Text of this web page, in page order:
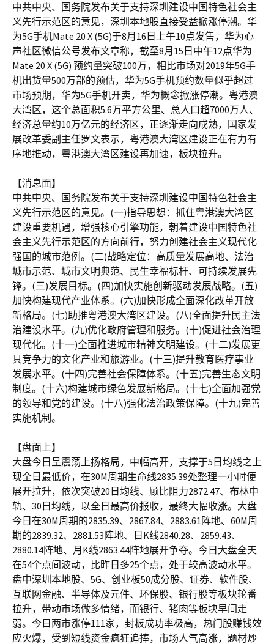
中共中央、国务院发布关于支持深圳建设中国特色社会主
义先行示范区的意见，深圳本地股直接受益掀涨停潮。华
为5G手机Mate 20 X (5G)于8月16日上午10点发售，华为心
声社区微信公号发布文章称，截至8月15日中午12点华为
Mate 20 X (5G) 预约量突破100万，相比市场对2019年5G手
机出货量500万部的预估，华为5G手机预约数量似乎超过
市场预期，华为5G手机开卖，华为概念掀涨停潮。粤港澳
大湾区，这个总面积5.6万平方公里、总人口超7000万人、
经济总量约10万亿元的经济区，正逐渐走向成熟，国家发
展改革委副主任罗文表示，粤港澳大湾区建设正在有力有
序地推动，粤港澳大湾区建设再加速，板块拉升。
【消息面】
中共中央、国务院发布关于支持深圳建设中国特色社会主
义先行示范区的意见。(一)指导思想：抓住粤港澳大湾区
建设重要机遇，增强核心引擎功能，朝着建设中国特色社
会主义先行示范区的方向前行，努力创建社会主义现代化
强国的城市范例。(二)战略定位：高质量发展高地、法治
城市示范、城市文明典范、民生幸福标杆、可持续发展先
锋。(三)发展目标。(四)加快实施创新驱动发展战略。(五)
加快构建现代产业体系。(六)加快形成全面深化改革开放
新格局。(七)助推粤港澳大湾区建设。(八)全面提升民主法
治建设水平。(九)优化政府管理和服务。(十)促进社会治理
现代化。(十一)全面推进城市精神文明建设。(十二)发展更
具竞争力的文化产业和旅游业。(十三)提升教育医疗事业
发展水平。(十四)完善社会保障体系。(十五)完善生态文明
制度。(十六)构建城市绿色发展新格局。(十七)全面加强党
的领导和党的建设。(十八)强化法治政策保障。(十九)完善
实施机制。
【盘面上】
大盘今日呈震荡上扬格局，中幅高开，支撑于5日均线之上
现全日最低价，在30M周期生命线2835.39处整理一小时便
展开拉升，依次突破20日均线、顾比阻力2872.47、布林中
轨、30日均线，以全日最高价报收，最终大幅收涨。大盘
今日在30M周期的2835.39、2867.84、2883.61阵地、60M周
期的2839.32、2881.53阵地、日K线2840.28、2859.43、
2880.14阵地、月K线2863.44阵地展开争夺。今日大盘全天
在54个点间波动，比昨日多25个点，处于较高波动水平。
盘中深圳本地股、5G、创业板50成分股、证券、软件股、
互联网金融、半导体及元件、环保股、银行股等板块轮番
拉升，带动市场做多情绪，而银行、猪肉等板块早间走
弱。今日两市涨停111家，封板成功率极高，热门股赚钱效
应火爆，受到短线资金疯狂追捧，市场人气高涨，题材炒